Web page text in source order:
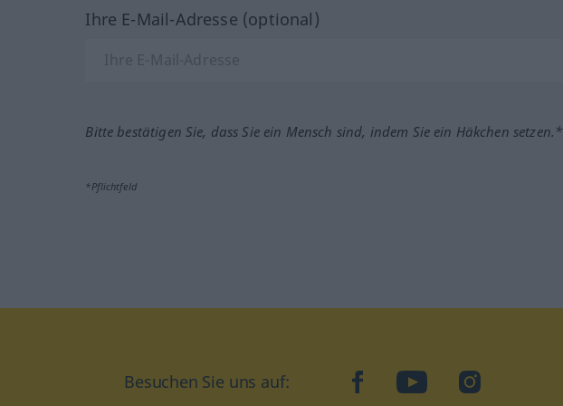
Ihre E-Mail-Adresse (optional)
Bitte bestätigen Sie, dass Sie ein Mensch sind, indem Sie ein Häkchen setzen.*
*Pflichtfeld
Besuchen Sie uns auf: facebookYouTubeInstagram